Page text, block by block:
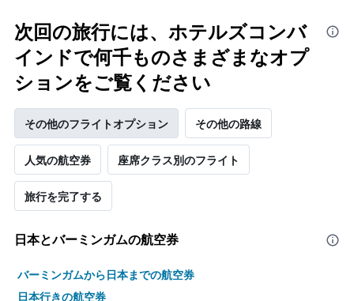
次回の旅行には、ホテルズコンバ
インドで何千ものさまざまなオプ
ションをご覧ください
その他のフライトオプション その他の路線
人気の航空券 座席クラス別のフライト
旅行を完了する
日本​とバーミンガムの航空券
バーミンガムから日本までの航空券
日本行きの航空券